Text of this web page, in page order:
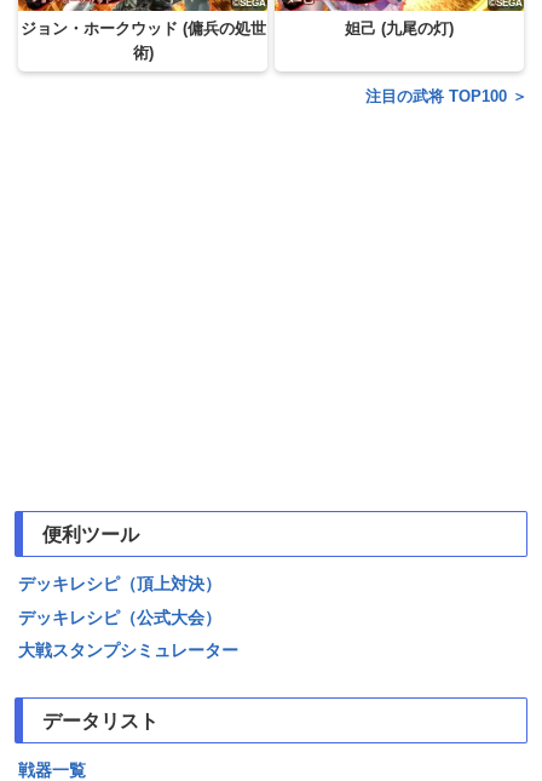
ジョン・ホークウッド (傭兵の処世
術)
妲己 (九尾の灯)
注目の武将 TOP100 ＞
便利ツール
デッキレシピ（頂上対決）
デッキレシピ（公式大会）
大戦スタンプシミュレーター
データリスト
戦器一覧